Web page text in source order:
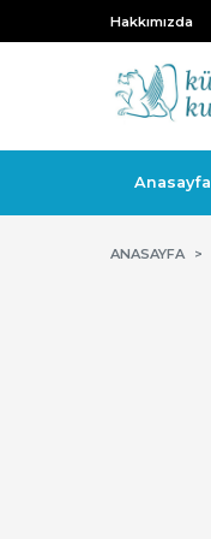
Hakkımızda
Anasayfa
ANASAYFA